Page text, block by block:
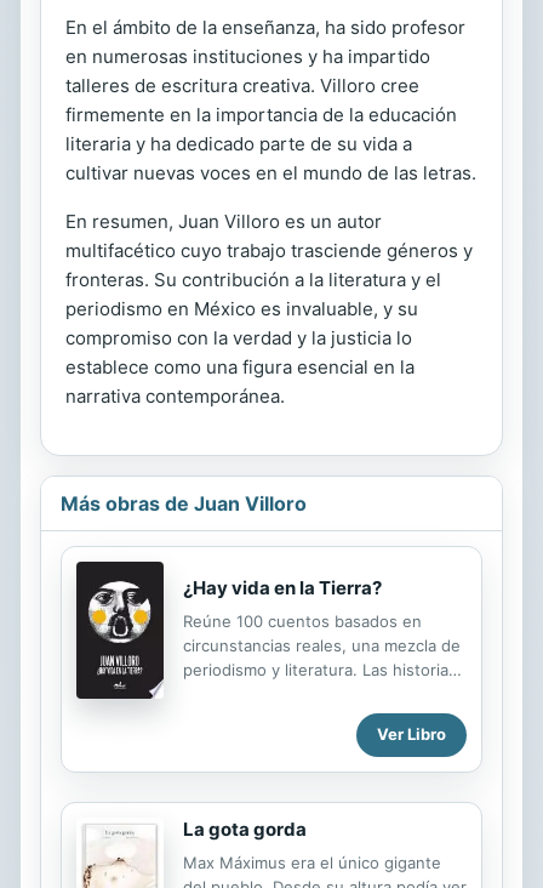
En el ámbito de la enseñanza, ha sido profesor
en numerosas instituciones y ha impartido
talleres de escritura creativa. Villoro cree
firmemente en la importancia de la educación
literaria y ha dedicado parte de su vida a
cultivar nuevas voces en el mundo de las letras.
En resumen, Juan Villoro es un autor
multifacético cuyo trabajo trasciende géneros y
fronteras. Su contribución a la literatura y el
periodismo en México es invaluable, y su
compromiso con la verdad y la justicia lo
establece como una figura esencial en la
narrativa contemporánea.
Más obras de Juan Villoro
¿Hay vida en la Tierra?
Reúne 100 cuentos basados en
circunstancias reales, una mezcla de
periodismo y literatura. Las historias
hechos gracias a la mirada subjetiva
de un testigo. Villoro parte del
"relatos" corren el riesgo de
perderse o no advertirse. La función
Ver Libro
La gota gorda
Max Máximus era el único gigante